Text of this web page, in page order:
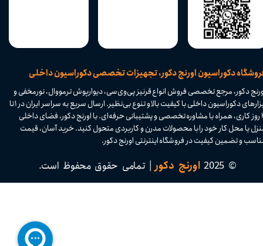
دکوراسیون اورنج دکور، تجهیزات تخصصی دکوراسیون داخلی
دکور، مرجع تخصصی فروش انواع قرنیز پی‌وی‌سی، دیوارپوش ترمووال، نورمخفی و
ابزارهای دکوراسیون داخلی با کیفیت بالا و تنوع بی‌نظیر. ارسال سریع به سراسر ایران در ۱ تا
۴ روز کاری، همراه با مشاوره تخصصی و پشتیبانی حرفه‌ای. با اورنج دکور، فضای داخلی
یا محل کار خود را با محصولات مدرن و کاربردی متحول کنید. خرید آسان، قیمت
و تضمین کیفیت در فروشگاه اینترنتی اورنج دکور.​​​​​​​
© 2025 اورنج دکور| تمامی حقوق محفوظ است.​​​​​​​